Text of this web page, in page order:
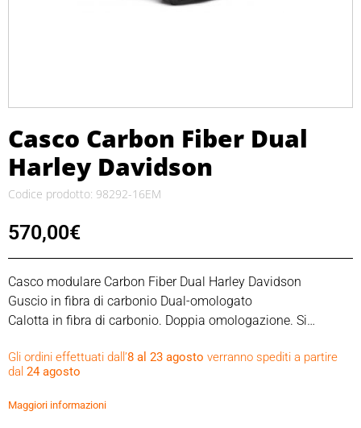
Casco Carbon Fiber Dual
Harley Davidson
Codice prodotto: 98292-16EM
570,00€
Casco modulare Carbon Fiber Dual Harley Davidson
Guscio in fibra di carbonio Dual-omologato
Calotta in fibra di carbonio. Doppia omologazione. Si
insonorizzazione
ottimizzata e prestazioni del microfono aeroDYNA, indossato
in posizione intera o aperta.
Gli ordini effettuati dall’8 al 23 agosto verranno spediti a partire
dal 24 agosto
Maggiori informazioni